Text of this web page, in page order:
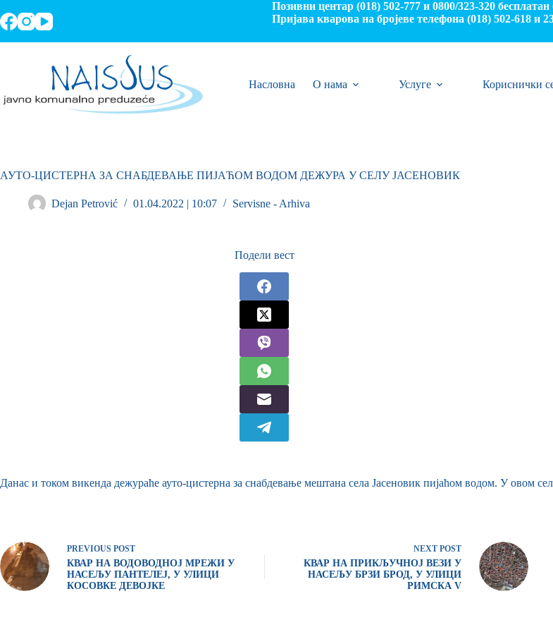
Позивни центар (018) 502-777 и 0800/323-320 бесплатан
Пријава кварова на бројеве телефона (018) 502-618 и
Насловна О нама Услуге Кориснички
АУТО-ЦИСТЕРНА ЗА СНАБДЕВАЊЕ ПИЈАЋОМ ВОДОМ ДЕЖУРА У СЕЛУ ЈАСЕНОВИК
Dejan Petrović 01.04.2022 | 10:07 Servisne - Arhiva
Подели вест
Данас и током викенда дежураће ауто-цистерна за снабдевање мештана села Јасеновик пијаћом водом. У овом
PREVIOUS POST
КВАР НА ВОДОВОДНОЈ МРЕЖИ У
НАСЕЉУ ПАНТЕЛЕЈ, У УЛИЦИ
КОСОВКЕ ДЕВОЈКЕ
NEXT POST
КВАР НА ПРИКЉУЧНОЈ ВЕЗИ У
НАСЕЉУ БРЗИ БРОД, У УЛИЦИ
РИМСКА V